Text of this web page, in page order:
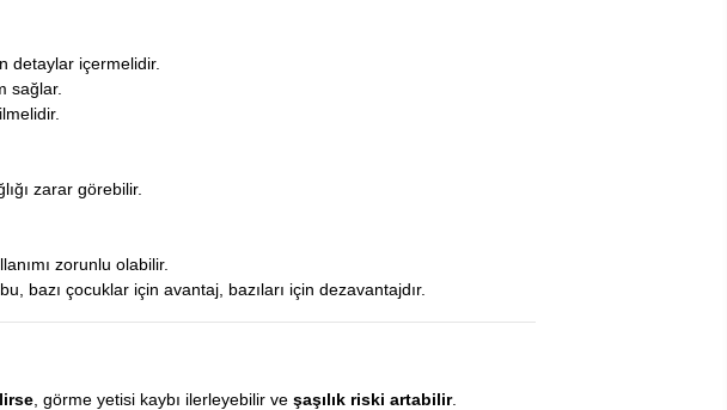
detaylar içermelidir.
sağlar.
zarar görebilir.
zorunlu olabilir.
bazı çocuklar için avantaj, bazıları için dezavantajdır.
, görme yetisi kaybı ilerleyebilir ve şaşılık riski artabilir.